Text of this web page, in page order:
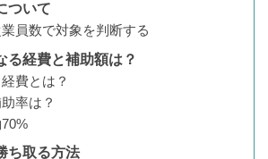
ついて
員数で対象を判断する
る経費と補助額は？
費とは？
率は？
ち取る方法